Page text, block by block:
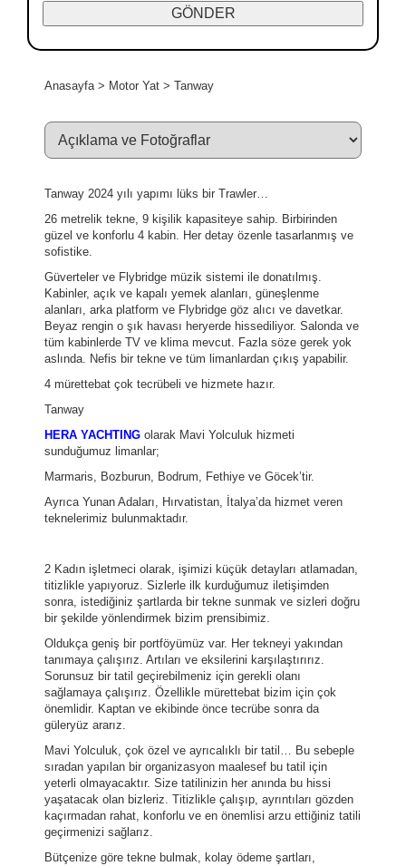
Anasayfa> Motor Yat>Tanway
Tanway 2024 yılı yapımı lüks bir Trawler…
26 metrelik tekne, 9 kişilik kapasiteye sahip. Birbirinden
güzel ve konforlu 4 kabin. Her detay özenle tasarlanmış ve
sofistike.
Güverteler ve Flybridge müzik sistemi ile donatılmış.
Kabinler, açık ve kapalı yemek alanları, güneşlenme
alanları, arka platform ve Flybridge göz alıcı ve davetkar.
Beyaz rengin o şık havası heryerde hissediliyor. Salonda ve
tüm kabinlerde TV ve klima mevcut. Fazla söze gerek yok
aslında. Nefis bir tekne ve tüm limanlardan çıkış yapabilir.
4 mürettebat çok tecrübeli ve hizmete hazır.
Tanway
HERA YACHTING olarak Mavi Yolculuk hizmeti
sunduğumuz limanlar;
Marmaris, Bozburun, Bodrum, Fethiye ve Göcek’tir.
Ayrıca Yunan Adaları, Hırvatistan, İtalya’da hizmet veren
teknelerimiz bulunmaktadır.
2 Kadın işletmeci olarak, işimizi küçük detayları atlamadan,
titizlikle yapıyoruz. Sizlerle ilk kurduğumuz iletişimden
sonra, istediğiniz şartlarda bir tekne sunmak ve sizleri doğru
bir şekilde yönlendirmek bizim prensibimiz.
Oldukça geniş bir portföyümüz var. Her tekneyi yakından
tanımaya çalışırız. Artıları ve eksilerini karşılaştırırız.
Sorunsuz bir tatil geçirebilmeniz için gerekli olanı
sağlamaya çalışırız. Özellikle mürettebat bizim için çok
önemlidir. Kaptan ve ekibinde önce tecrübe sonra da
güleryüz ararız.
Mavi Yolculuk, çok özel ve ayrıcalıklı bir tatil… Bu sebeple
sıradan yapılan bir organizasyon maalesef bu tatil için
yeterli olmayacaktır. Size tatilinizin her anında bu hissi
yaşatacak olan bizleriz. Titizlikle çalışıp, ayrıntıları gözden
kaçırmadan rahat, konforlu ve en önemlisi arzu ettiğiniz tatili
geçirmenizi sağlarız.
Bütçenize göre tekne bulmak, kolay ödeme şartları,